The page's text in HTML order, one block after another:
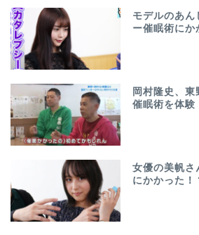
モデルのあん
ー催眠術にか
岡村隆史、
催眠術を体験
女優の美帆さ
にかかった！